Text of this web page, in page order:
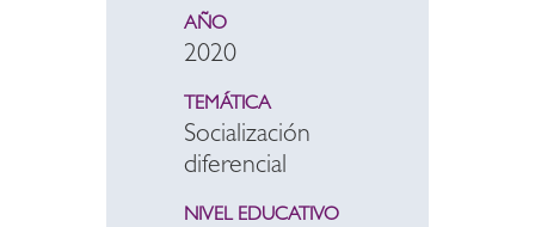
AÑO
2020
TEMÁTICA
Socialización
diferencial
NIVEL EDUCATIVO